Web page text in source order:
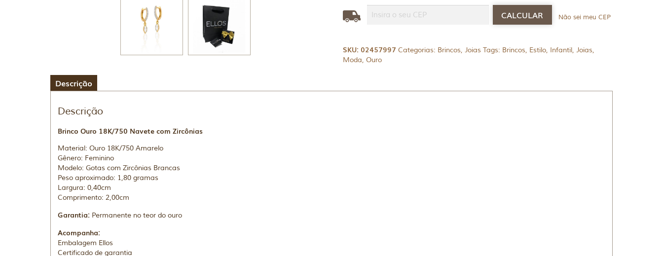
Não sei meu CEP
SKU: 02457997 Categorias: Brincos, Joias Tags: Brincos, Estilo, Infantil, Joias,
Moda, Ouro
Descrição
Descrição
Brinco Ouro 18K/750 Navete com Zircônias
Material: Ouro 18K/750 Amarelo
Gênero: Feminino
Modelo: Gotas com Zircônias Brancas
Peso aproximado: 1,80 gramas
Largura: 0,40cm
Comprimento: 2,00cm
Garantia: Permanente no teor do ouro
Acompanha:
Embalagem Ellos
Certificado de garantia